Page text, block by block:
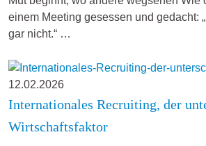
einem Meeting gesessen und gedacht:
gar nicht.“ …
12.02.2026
Internationales Recruiting, der
Wirtschaftsfaktor